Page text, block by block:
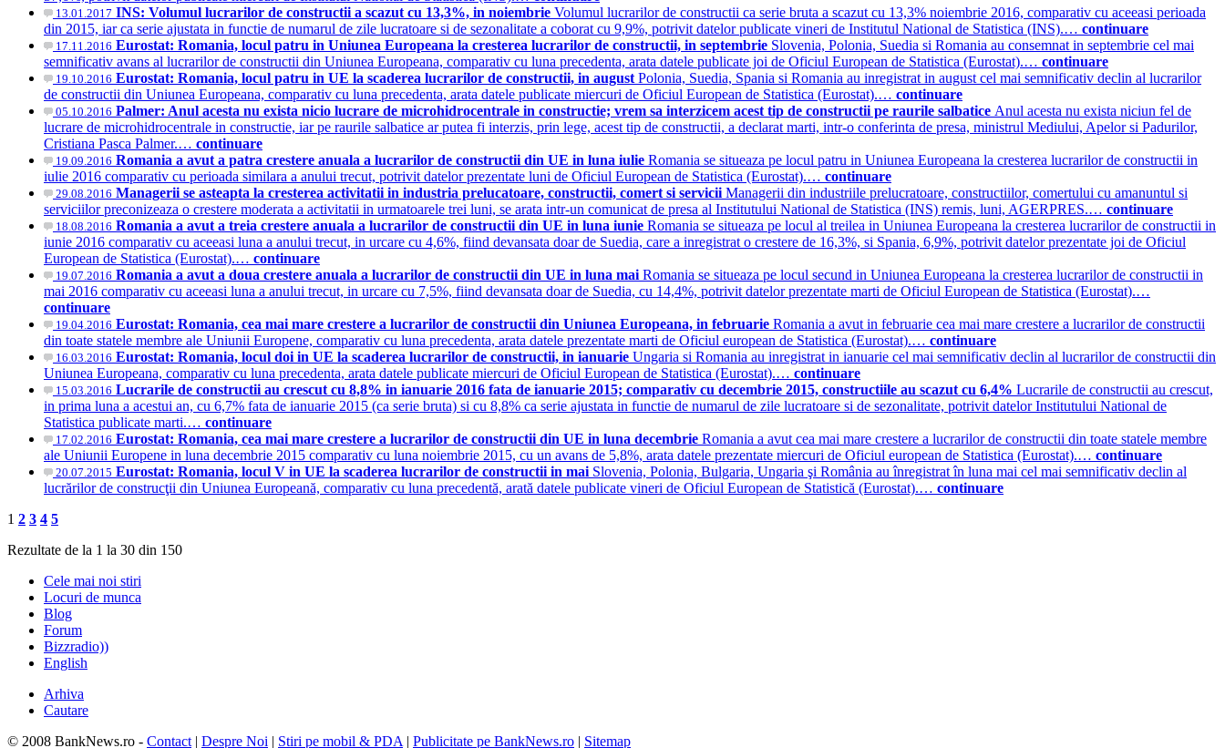
13.01.2017 INS: Volumul lucrarilor de constructii a scazut cu 13,3%, in noiembrie Volumul lucrarilor de constructii ca serie bruta a scazut cu 13,3% noiembrie 2016, comparativ cu aceeasi perioada
din 2015, iar ca serie ajustata in functie de numarul de zile lucratoare si de sezonalitate a coborat cu 9,9%, potrivit datelor publicate vineri de Institutul National de Statistica (INS).… continuare
17.11.2016 Eurostat: Romania, locul patru in Uniunea Europeana la cresterea lucrarilor de constructii, in septembrie Slovenia, Polonia, Suedia si Romania au consemnat in septembrie cel mai
semnificativ avans al lucrarilor de constructii din Uniunea Europeana, comparativ cu luna precedenta, arata datele publicate joi de Oficiul European de Statistica (Eurostat).… continuare
19.10.2016 Eurostat: Romania, locul patru in UE la scaderea lucrarilor de constructii, in august Polonia, Suedia, Spania si Romania au inregistrat in august cel mai semnificativ declin al lucrarilor
de constructii din Uniunea Europeana, comparativ cu luna precedenta, arata datele publicate miercuri de Oficiul European de Statistica (Eurostat).… continuare
05.10.2016 Palmer: Anul acesta nu exista nicio lucrare de microhidrocentrale in constructie; vrem sa interzicem acest tip de constructii pe raurile salbatice Anul acesta nu exista niciun fel de
lucrare de microhidrocentrale in constructie, iar pe raurile salbatice ar putea fi interzis, prin lege, acest tip de constructii, a declarat marti, intr-o conferinta de presa, ministrul Mediului, Apelor si Padurilor,
Cristiana Pasca Palmer.… continuare
19.09.2016 Romania a avut a patra crestere anuala a lucrarilor de constructii din UE in luna iulie Romania se situeaza pe locul patru in Uniunea Europeana la cresterea lucrarilor de constructii in
iulie 2016 comparativ cu perioada similara a anului trecut, potrivit datelor prezentate luni de Oficiul European de Statistica (Eurostat).… continuare
29.08.2016 Managerii se asteapta la cresterea activitatii in industria prelucatoare, constructii, comert si servicii Managerii din industriile prelucratoare, constructiilor, comertului cu amanuntul si
serviciilor preconizeaza o crestere moderata a activitatii in urmatoarele trei luni, se arata intr-un comunicat de presa al Institutului National de Statistica (INS) remis, luni, AGERPRES.… continuare
18.08.2016 Romania a avut a treia crestere anuala a lucrarilor de constructii din UE in luna iunie Romania se situeaza pe locul al treilea in Uniunea Europeana la cresterea lucrarilor de constructii in
iunie 2016 comparativ cu aceeasi luna a anului trecut, in urcare cu 4,6%, fiind devansata doar de Suedia, care a inregistrat o crestere de 16,3%, si Spania, 6,9%, potrivit datelor prezentate joi de Oficiul
European de Statistica (Eurostat).… continuare
19.07.2016 Romania a avut a doua crestere anuala a lucrarilor de constructii din UE in luna mai Romania se situeaza pe locul secund in Uniunea Europeana la cresterea lucrarilor de constructii in
mai 2016 comparativ cu aceeasi luna a anului trecut, in urcare cu 7,5%, fiind devansata doar de Suedia, cu 14,4%, potrivit datelor prezentate marti de Oficiul European de Statistica (Eurostat).…
continuare
19.04.2016 Eurostat: Romania, cea mai mare crestere a lucrarilor de constructii din Uniunea Europeana, in februarie Romania a avut in februarie cea mai mare crestere a lucrarilor de constructii
din toate statele membre ale Uniunii Europene, comparativ cu luna precedenta, arata datele prezentate marti de Oficiul european de Statistica (Eurostat).… continuare
16.03.2016 Eurostat: Romania, locul doi in UE la scaderea lucrarilor de constructii, in ianuarie Ungaria si Romania au inregistrat in ianuarie cel mai semnificativ declin al lucrarilor de constructii din
Uniunea Europeana, comparativ cu luna precedenta, arata datele publicate miercuri de Oficiul European de Statistica (Eurostat).… continuare
15.03.2016 Lucrarile de constructii au crescut cu 8,8% in ianuarie 2016 fata de ianuarie 2015; comparativ cu decembrie 2015, constructiile au scazut cu 6,4% Lucrarile de constructii au crescut,
in prima luna a acestui an, cu 6,7% fata de ianuarie 2015 (ca serie bruta) si cu 8,8% ca serie ajustata in functie de numarul de zile lucratoare si de sezonalitate, potrivit datelor Institutului National de
Statistica publicate marti.… continuare
17.02.2016 Eurostat: Romania, cea mai mare crestere a lucrarilor de constructii din UE in luna decembrie Romania a avut cea mai mare crestere a lucrarilor de constructii din toate statele membre
ale Uniunii Europene in luna decembrie 2015 comparativ cu luna noiembrie 2015, cu un avans de 5,8%, arata datele prezentate miercuri de Oficiul european de Statistica (Eurostat).… continuare
20.07.2015 Eurostat: Romania, locul V in UE la scaderea lucrarilor de constructii in mai Slovenia, Polonia, Bulgaria, Ungaria şi România au înregistrat în luna mai cel mai semnificativ declin al
lucrărilor de construcţii din Uniunea Europeană, comparativ cu luna precedentă, arată datele publicate vineri de Oficiul European de Statistică (Eurostat).… continuare
1 2 3 4 5
Rezultate de la 1 la 30 din 150
Cele mai noi stiri
Locuri de munca
Blog
Forum
Bizzradio))
English
Arhiva
Cautare
© 2008 BankNews.ro - Contact | Despre Noi | Stiri pe mobil & PDA | Publicitate pe BankNews.ro | Sitemap